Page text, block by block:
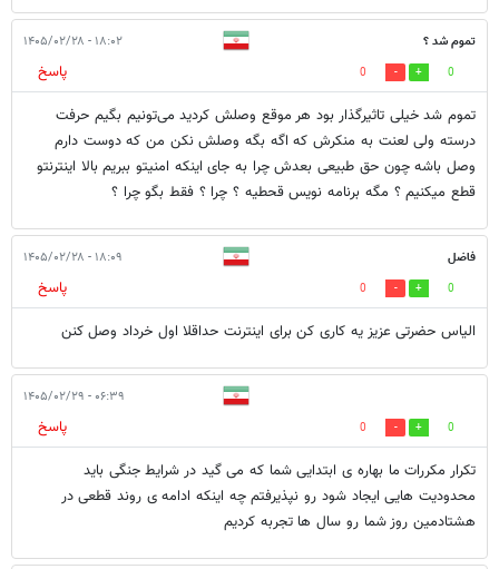
تموم شد ؟ ۱۸:۰۲ - ۱۴۰۵/۰۲/۲۸
0
0
پاسخ
تموم شد خیلی تاثیرگذار بود هر موقع وصلش کردید می‌تونیم بگیم حرفت
درسته ولی لعنت به منکرش که اگه بگه وصلش نکن من که دوست دارم
وصل باشه چون حق طبیعی بعدش چرا به جای اینکه امنیتو ببریم بالا اینترنتو
قطع میکنیم ؟ مگه برنامه نویس قحطیه ؟ چرا ؟ فقط بگو چرا ؟
فاضل ۱۸:۰۹ - ۱۴۰۵/۰۲/۲۸
0
0
پاسخ
الیاس حضرتی عزیز یه کاری کن برای اینترنت حداقلا اول خرداد وصل کنن
۰۶:۳۹ - ۱۴۰۵/۰۲/۲۹
0
0
پاسخ
تکرار مکررات ما بهاره ی ابتدایی شما که می گید در شرایط جنگی باید
محدودیت هایی ایجاد شود رو نپذیرفتم چه اینکه ادامه ی روند قطعی در
هشتادمین روز شما رو سال ها تجربه کردیم